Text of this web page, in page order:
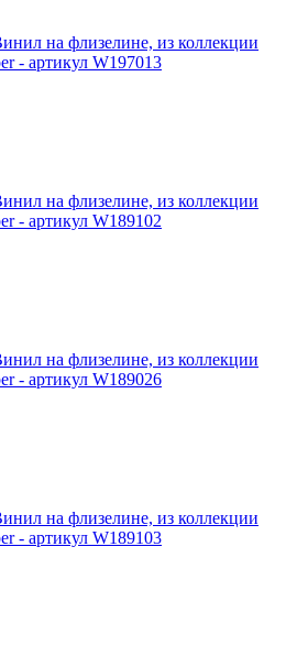
на флизелине, из коллекции
- артикул W197013
на флизелине, из коллекции
- артикул W189102
на флизелине, из коллекции
- артикул W189026
на флизелине, из коллекции
- артикул W189103